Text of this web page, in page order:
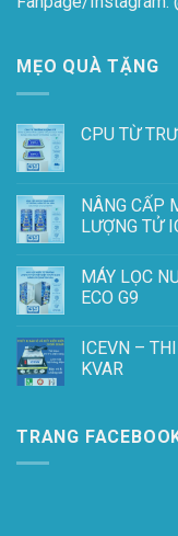
MẸO QUÀ TẶNG
CPU TỪ
NÂNG CẤP
LƯỢNG TỬ
MÁY LỌC
ECO G9
ICEVN –
KVAR
TRANG